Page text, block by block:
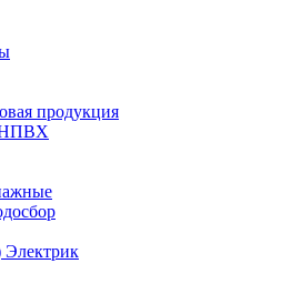
продукция
НПВХ